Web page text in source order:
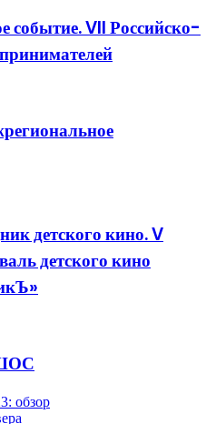
событие. VII Российско-
детского кино. V
детского кино